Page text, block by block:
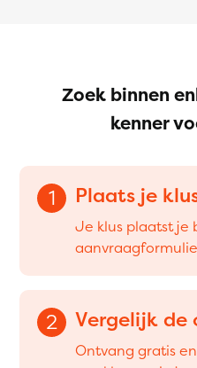
Zoek binnen
kenner
1 Plaats je
Je klus plaatst je
2 Vergelijk de
Ontvang gratis